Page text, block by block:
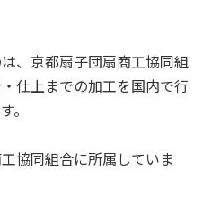
、京都扇子団扇商工協同組
仕上までの加工を国内で行
。
協同組合に所属していま